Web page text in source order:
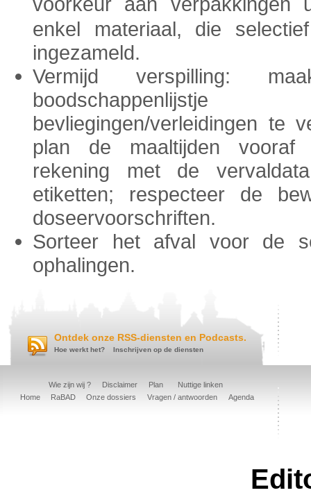
enkel materiaal, die
ingezameld.
Vermijd verspilling:
bevliegingen/verleidingen te
plan de maaltijden
rekening met de
etiketten; respecteer de
doseervoorschriften.
Sorteer het afval voor de
ophalingen.
Ontdek onze RSS-diensten en Podcasts.
Hoe werkt het? Inschrijven op de diensten
Wie zijn wij ? Disclaimer Plan
Nuttige linken
Home
RaBAD Onze dossiers Vragen / antwoorden Agenda